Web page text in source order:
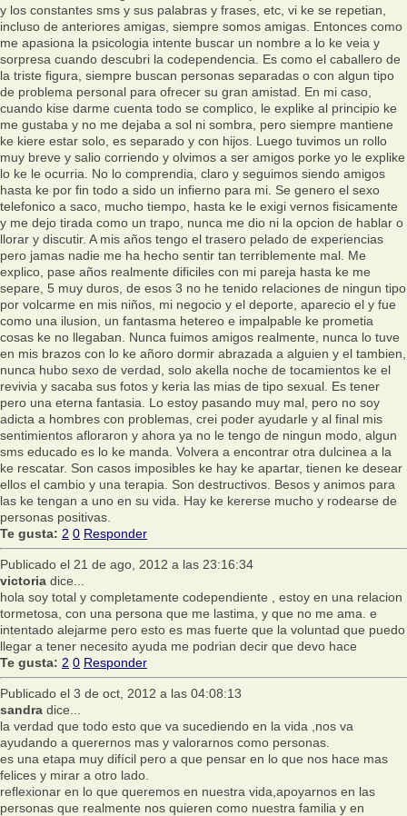
y los constantes sms y sus palabras y frases, etc, vi ke se repetian,
incluso de anteriores amigas, siempre somos amigas. Entonces como
me apasiona la psicologia intente buscar un nombre a lo ke veia y
sorpresa cuando descubri la codependencia. Es como el caballero de
la triste figura, siempre buscan personas separadas o con algun tipo
de problema personal para ofrecer su gran amistad. En mi caso,
cuando kise darme cuenta todo se complico, le explike al principio ke
me gustaba y no me dejaba a sol ni sombra, pero siempre mantiene
ke kiere estar solo, es separado y con hijos. Luego tuvimos un rollo
muy breve y salio corriendo y olvimos a ser amigos porke yo le explike
lo ke le ocurria. No lo comprendia, claro y seguimos siendo amigos
hasta ke por fin todo a sido un infierno para mi. Se genero el sexo
telefonico a saco, mucho tiempo, hasta ke le exigi vernos fisicamente
y me dejo tirada como un trapo, nunca me dio ni la opcion de hablar o
llorar y discutir. A mis años tengo el trasero pelado de experiencias
pero jamas nadie me ha hecho sentir tan terriblemente mal. Me
explico, pase años realmente dificiles con mi pareja hasta ke me
separe, 5 muy duros, de esos 3 no he tenido relaciones de ningun tipo
por volcarme en mis niños, mi negocio y el deporte, aparecio el y fue
como una ilusion, un fantasma hetereo e impalpable ke prometia
cosas ke no llegaban. Nunca fuimos amigos realmente, nunca lo tuve
en mis brazos con lo ke añoro dormir abrazada a alguien y el tambien,
nunca hubo sexo de verdad, solo akella noche de tocamientos ke el
revivia y sacaba sus fotos y keria las mias de tipo sexual. Es tener
pero una eterna fantasia. Lo estoy pasando muy mal, pero no soy
adicta a hombres con problemas, crei poder ayudarle y al final mis
sentimientos afloraron y ahora ya no le tengo de ningun modo, algun
sms educado es lo ke manda. Volvera a encontrar otra dulcinea a la
ke rescatar. Son casos imposibles ke hay ke apartar, tienen ke desear
ellos el cambio y una terapia. Son destructivos. Besos y animos para
las ke tengan a uno en su vida. Hay ke kererse mucho y rodearse de
personas positivas.
Te gusta: 2 0 Responder
Publicado el 21 de ago, 2012 a las 23:16:34
victoria dice...
hola soy total y completamente codependiente , estoy en una relacion
tormetosa, con una persona que me lastima, y que no me ama. e
intentado alejarme pero esto es mas fuerte que la voluntad que puedo
llegar a tener necesito ayuda me podrian decir que devo hace
Te gusta: 2 0 Responder
Publicado el 3 de oct, 2012 a las 04:08:13
sandra dice...
la verdad que todo esto que va sucediendo en la vida ,nos va
ayudando a querernos mas y valorarnos como personas.
es una etapa muy difícil pero a que pensar en lo que nos hace mas
felices y mirar a otro lado.
reflexionar en lo que queremos en nuestra vida,apoyarnos en las
personas que realmente nos quieren como nuestra familia y en